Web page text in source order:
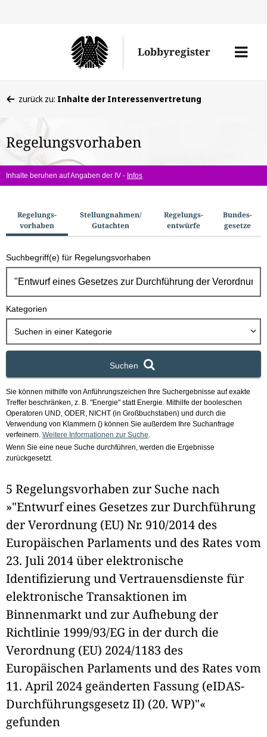
den
Lobbyregister
Menü
befinden
hier:
zurück zu: Inhalte der Interessenvertretung
Regelungsvorhaben
Inhalte beruhen auf Angaben der IV - Infos
u
c
h
o
Regelungs­
vorhaben
Stellungnahmen/​
Gutachten
Regelungs­
entwürfe
Bundes­
gesetze
Suchbegriff(e) für Regelungsvorhaben
Kategorien
Suchen in einer Kategorie
Suchen
Sie können mithilfe von Anführungszeichen Ihre Suchergebnisse auf exakte
Treffer beschränken, z. B. "Energie" statt Energie. Mithilfe der booleschen
Operatoren UND, ODER, NICHT (in Großbuchstaben) und durch die
Verwendung von Klammern () können Sie außerdem Ihre Suchanfrage
verfeinern. Weitere Informationen zur Suche
Wenn Sie eine neue Suche durchführen, werden die Ergebnisse
zurückgesetzt.
5 Regelungsvorhaben zur Suche nach
»"Entwurf eines Gesetzes zur Durchführung
der Verordnung (EU) Nr. 910/2014 des
Europäischen Parlaments und des Rates vom
23. Juli 2014 über elektronische
Identifizierung und Vertrauensdienste für
elektronische Transaktionen im
Binnenmarkt und zur Aufhebung der
Richtlinie 1999/93/EG in der durch die
Verordnung (EU) 2024/1183 des
Europäischen Parlaments und des Rates vom
11. April 2024 geänderten Fassung (eIDAS-
Durchführungsgesetz II) (20. WP)"«
gefunden